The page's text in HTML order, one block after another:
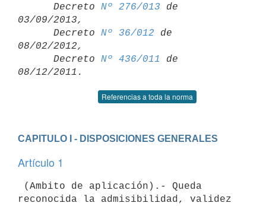
Decreto Nº 276/013 de
03/09/2013,
      Decreto
Nº 36/012 de
08/02/2012,
      Decreto
Nº 436/011
de
Referencias a toda la norma
CAPITULO I - DISPOSICIONES GENERALES
Artículo 1
reconocida la admisibilidad, validez